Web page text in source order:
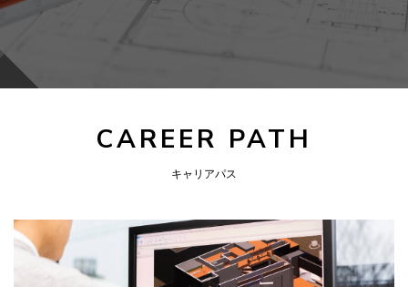
CAREER PATH
キャリアパス